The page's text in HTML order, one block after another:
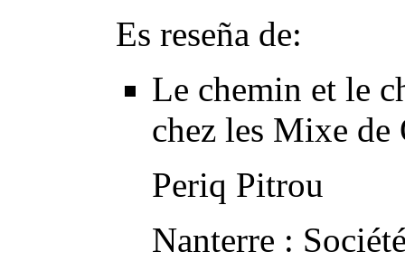
Es reseña de:
Le chemin et le
chez les Mixe de
Periq Pitrou
Nanterre :